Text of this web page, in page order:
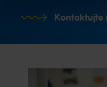
Kontaktujte